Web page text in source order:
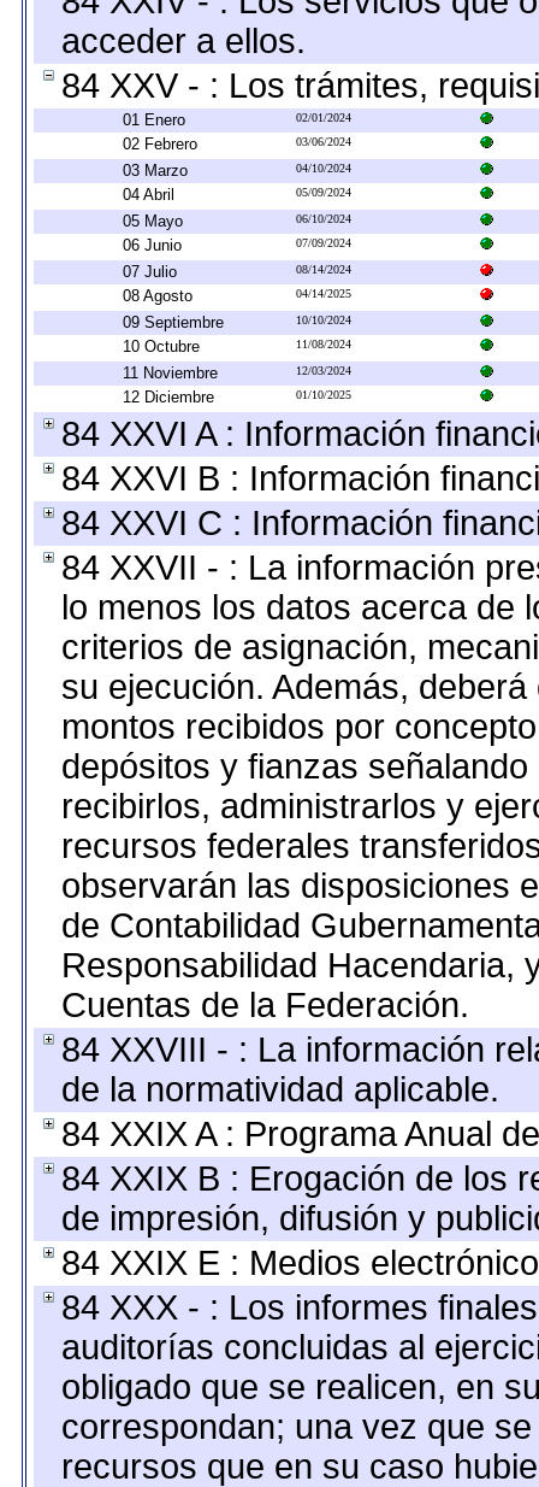
acceder a ellos.
84 XXV - : Los trámites,
01 Enero 02/01/2024
02 Febrero 03/06/2024
03 Marzo 04/10/2024
04 Abril 05/09/2024
05 Mayo 06/10/2024
06 Junio 07/09/2024
07 Julio 08/14/2024
08 Agosto 04/14/2025
09 Septiembre 10/10/2024
10 Octubre 11/08/2024
11 Noviembre 12/03/2024
12 Diciembre 01/10/2025
84 XXVI A : Información
84 XXVI B : Información
84 XXVI C : Información
84 XXVII - : La información
lo menos los datos acerca de
criterios de asignación,
su ejecución. Además,
montos recibidos por
depósitos y fianzas
recibirlos, administrarlos y
recursos federales
observarán las disposiciones
de Contabilidad
Responsabilidad Hacendaria,
Cuentas de la Federación.
84 XXVIII - : La información
de la normatividad aplicable.
84 XXIX A : Programa Anual
84 XXIX B : Erogación de los
de impresión, difusión y
84 XXIX E : Medios
84 XXX - : Los informes
auditorías concluidas al
obligado que se realicen, en
correspondan; una vez que
recursos que en su caso